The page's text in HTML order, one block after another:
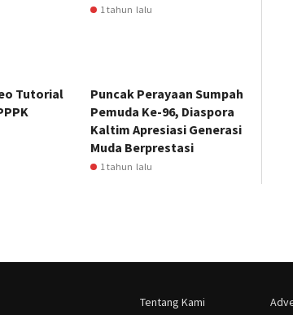
1 tahun lalu
Tutorial
Puncak Perayaan Sumpah
Pemuda Ke-96, Diaspora
Kaltim Apresiasi Generasi
Muda Berprestasi
1 tahun lalu
Tentang Kami